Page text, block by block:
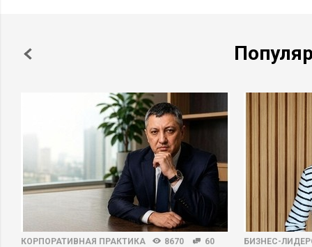
КОРПОРАТИВНАЯ ПРАКТИКА 8670 60 БИЗНЕС-